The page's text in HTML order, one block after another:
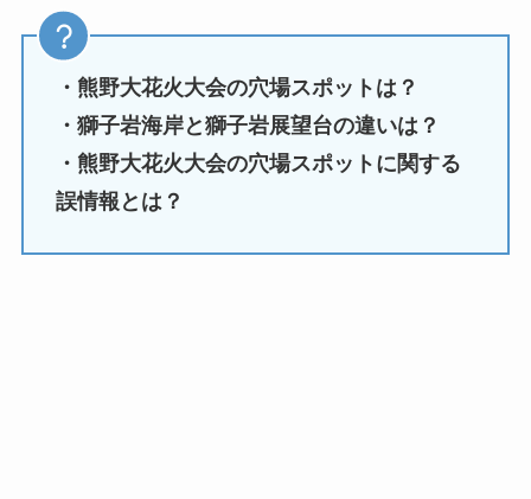
・熊野大花火大会の穴場スポットは？
・獅子岩海岸と獅子岩展望台の違いは？
・熊野大花火大会の穴場スポットに関する
誤情報とは？